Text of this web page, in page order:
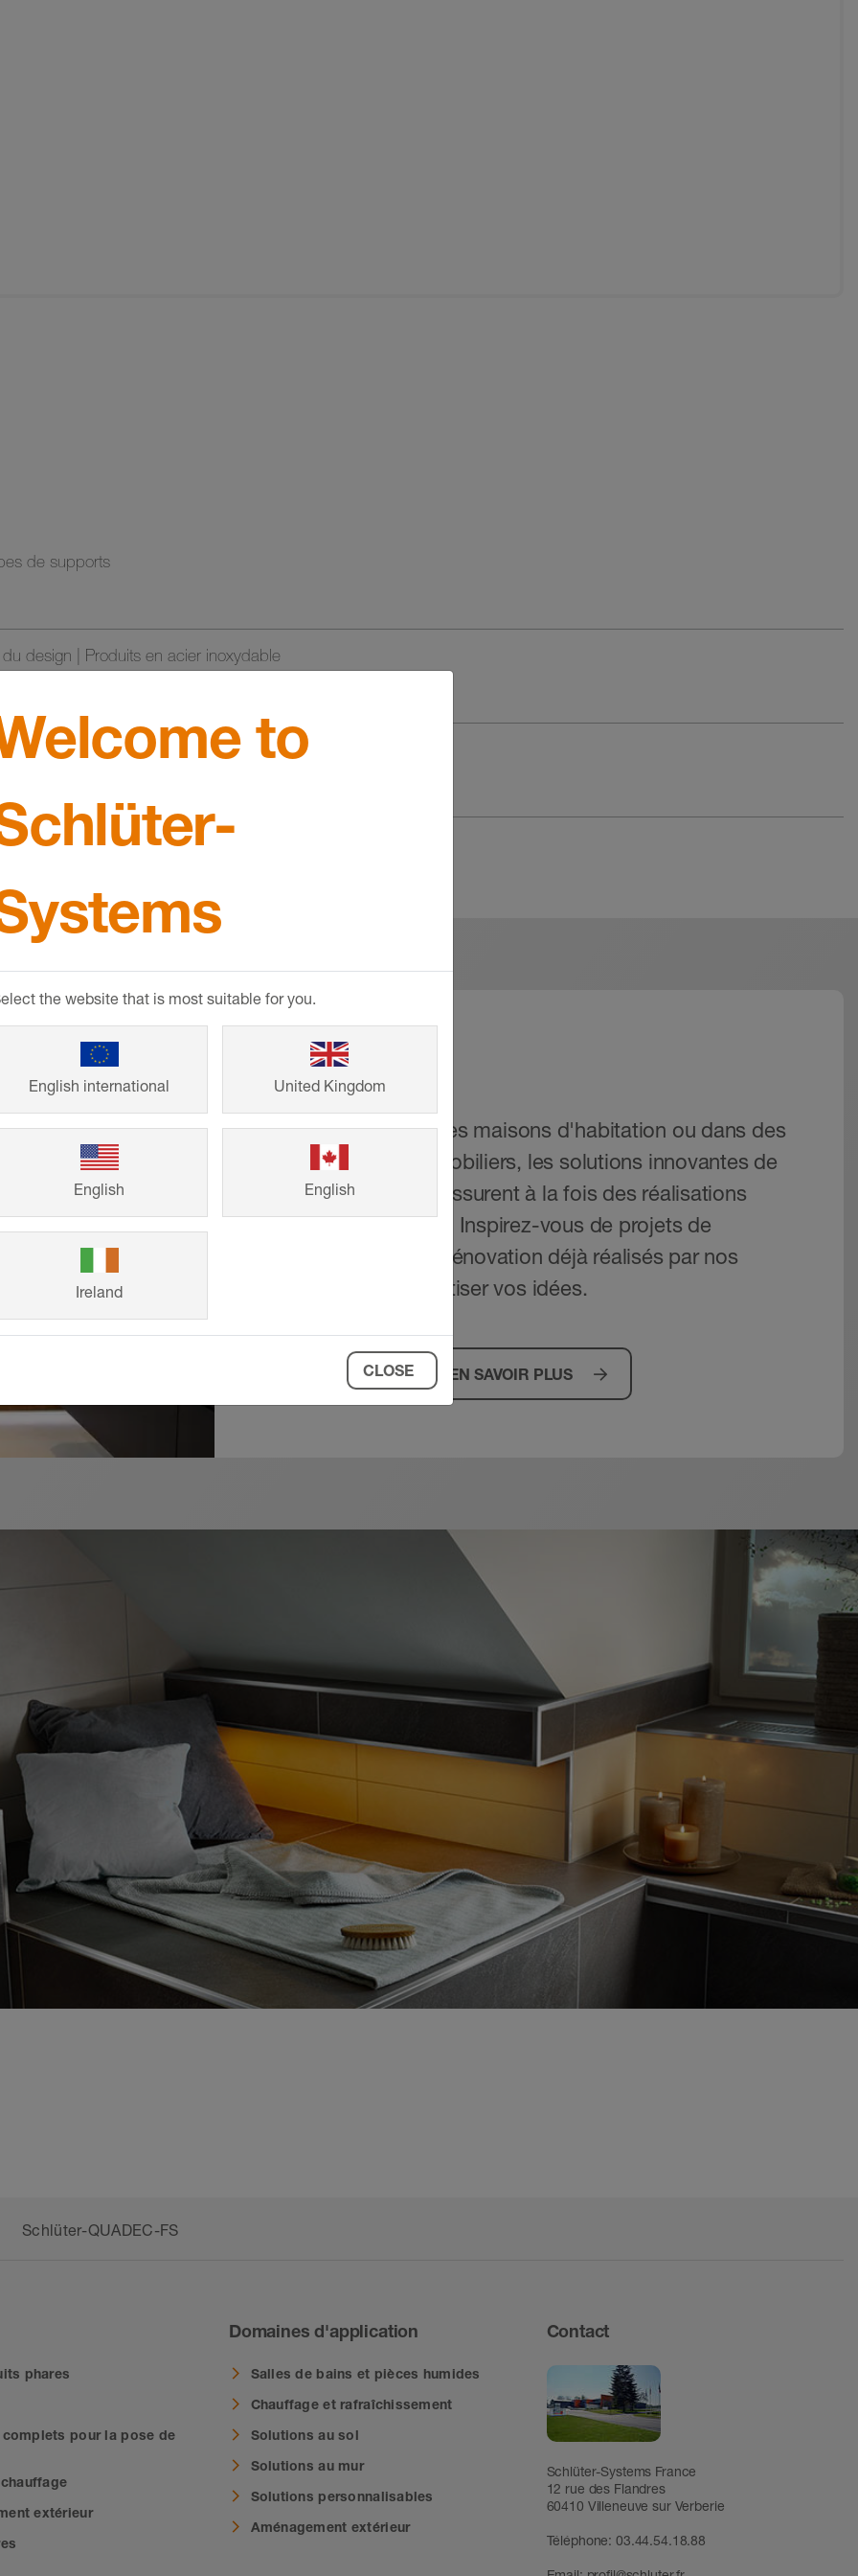
de supports
design | Produits en acier inoxydable
Références
Que ce soit dans des maisons d'habitation ou dans des
grands projets immobiliers, les solutions innovantes de
Schlüter-Systems assurent à la fois des réalisations
design et pérennes. Inspirez-vous de projets de
construction et de rénovation déjà réalisés par nos
clients pour concrétiser vos idées.
EN SAVOIR PLUS
Schlüter-QUADEC-FS
phares
complets pour la pose de
extérieur
Domaines d'application
Salles de bains et pièces humides
Chauffage et rafraîchissement
Solutions au sol
Solutions au mur
Solutions personnalisables
Aménagement extérieur
Contact
Schlüter-Systems France
12 rue des Flandres
60410 Villeneuve sur Verberie
Téléphone: 03.44.54.18.88
to
the website that is most suitable for you.
English international United Kingdom
English English
Ireland
CLOSE